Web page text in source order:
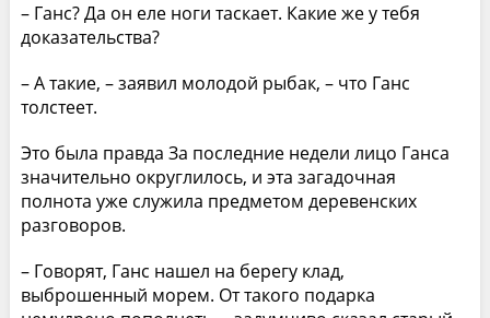
– Ганс? Да он еле ноги таскает. Какие же у тебя
доказательства?
– А такие, – заявил молодой рыбак, – что Ганс
толстеет.
Это была правда За последние недели лицо Ганса
значительно округлилось, и эта загадочная
полнота уже служила предметом деревенских
разговоров.
– Говорят, Ганс нашел на берегу клад,
выброшенный морем. От такого подарка